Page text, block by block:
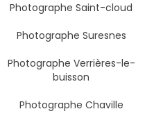
Photographe Saint-cloud
Photographe Suresnes
Photographe Verrières-le-
buisson
Photographe Chaville